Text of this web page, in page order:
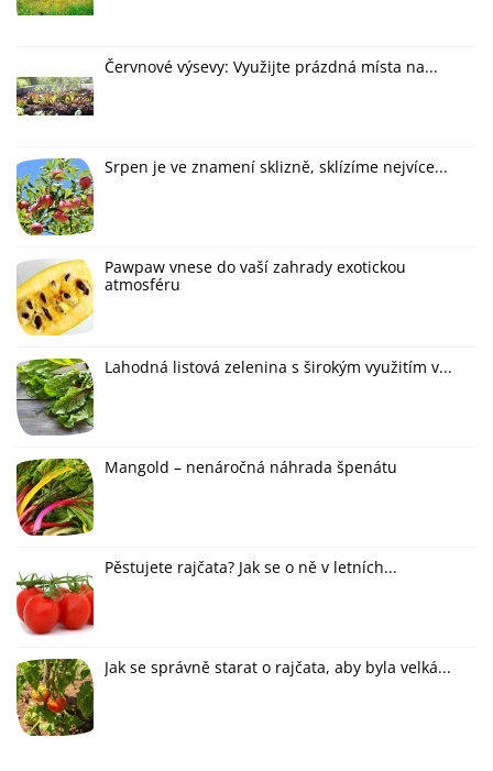
Červnové výsevy: Využijte prázdná místa na...
Srpen je ve znamení sklizně, sklízíme nejvíce...
Pawpaw vnese do vaší zahrady exotickou
atmosféru
Lahodná listová zelenina s širokým využitím v...
Mangold – nenáročná náhrada špenátu
Pěstujete rajčata? Jak se o ně v letních...
Jak se správně starat o rajčata, aby byla velká...